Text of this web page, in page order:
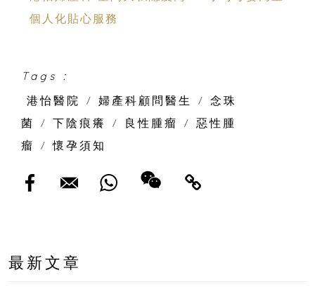
個人化貼心服務
Tags :
港怡醫院
/ 婦產科顧問醫生 /
念珠
菌
/ 下陰痕癢 / 良性腫瘤 /
惡性腫
瘤
/ 懷孕須知
最新文章